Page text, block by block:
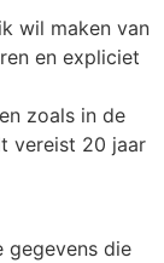
wil maken van
en expliciet
zoals in de
vereist 20 jaar
gegevens die